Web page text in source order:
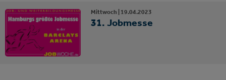
Mittwoch | 19.04.2023
31. Jobmesse